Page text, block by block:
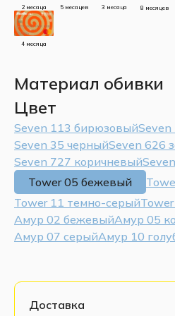
2 месяца 5 месяцев 3 месяца 8 месяцев
4 месяца
Материал обивки
Цвет
Seven 113 бирюзовый
Seven 35 черныйSeven 626
Seven 727 коричневый
Tower 05 бежевый
Tower 11 темно-серый
Амур 02 бежевыйАмур 05
Амур 07 серыйАмур 10
Доставка